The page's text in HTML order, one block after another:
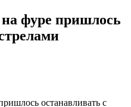
фуре пришлось